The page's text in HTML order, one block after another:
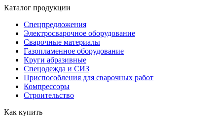
Каталог продукции
Спецпредложения
Электросварочное оборудование
Сварочные материалы
Газопламенное оборудование
Круги абразивные
Спецодежда и СИЗ
Приспособления для сварочных работ
Компрессоры
Строительство
Как купить